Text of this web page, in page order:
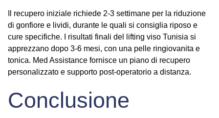
Il recupero iniziale richiede 2-3 settimane per la riduzione
di gonfiore e lividi, durante le quali si consiglia riposo e
cure specifiche. I risultati finali del
lifting viso Tunisia si
apprezzano dopo 3-6 mesi, con una pelle ringiovanita e
tonica. Med Assistance fornisce un piano di recupero
personalizzato e supporto post-operatorio a distanza.
Conclusione